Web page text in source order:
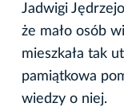
Jadwigi
że mało osób
mieszkała tak
pamiątkowa
wiedzy o niej.